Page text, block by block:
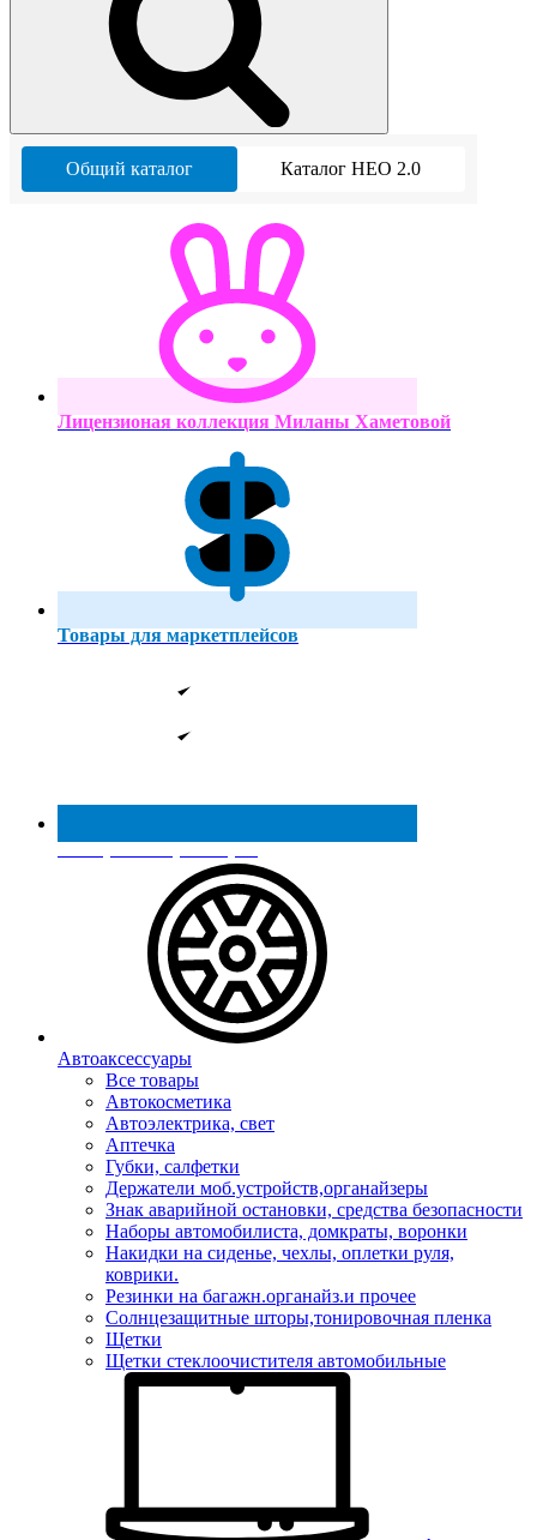
Общий каталог Каталог НЕО 2.0
Лицензионая коллекция Миланы Хаметовой
Товары для маркетплейсов
Реестр МинПромТорга
Автоаксессуары
Все товары
Автокосметика
Автоэлектрика, свет
Аптечка
Губки, салфетки
Держатели моб.устройств,органайзеры
Знак аварийной остановки, средства безопасности
Наборы автомобилиста, домкраты, воронки
Накидки на сиденье, чехлы, оплетки руля,
коврики.
Резинки на багажн.органайз.и прочее
Солнцезащитные шторы,тонировочная пленка
Щетки
Щетки стеклоочистителя автомобильные